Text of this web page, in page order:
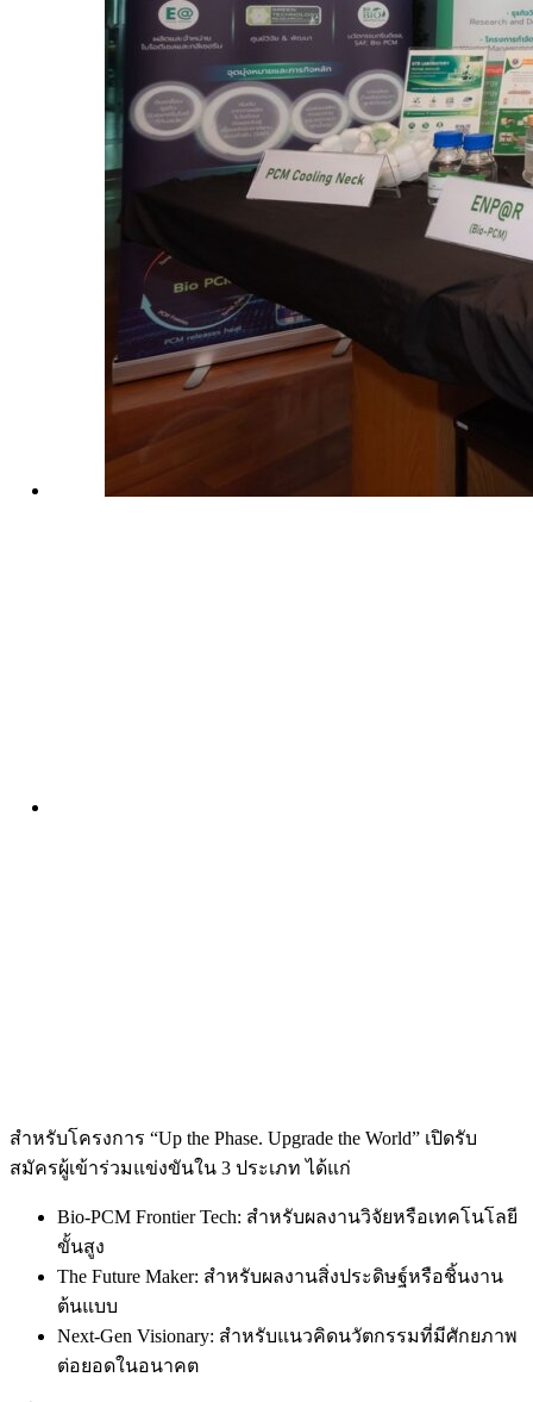
สำหรับโครงการ “Up the Phase. Upgrade the World” เปิดรับ
สมัครผู้เข้าร่วมแข่งขันใน 3 ประเภท ได้แก่
Bio-PCM Frontier Tech: สำหรับผลงานวิจัยหรือเทคโนโลยี
ขั้นสูง
The Future Maker: สำหรับผลงานสิ่งประดิษฐ์หรือชิ้นงาน
ต้นแบบ
Next-Gen Visionary: สำหรับแนวคิดนวัตกรรมที่มีศักยภาพ
ต่อยอดในอนาคต